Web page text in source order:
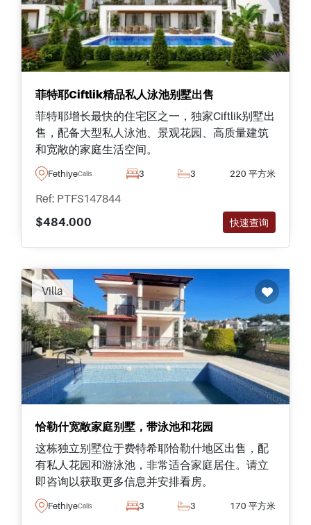
菲特耶Ciftlik精品私人泳池别墅出售
菲特耶增长最快的住宅区之一，独家Ciftlik别墅出
售，配备大型私人泳池、景观花园、高质量建筑
和宽敞的家庭生活空间。
FethiyeCalis 3 3 220 平方米
Ref: PTFS147844
$484.000
快速查询
Villa
恰勒什宽敞家庭别墅，带泳池和花园
这栋独立别墅位于费特希耶恰勒什地区出售，配
有私人花园和游泳池，非常适合家庭居住。请立
即咨询以获取更多信息并安排看房。
FethiyeCalis 3 3 170 平方米